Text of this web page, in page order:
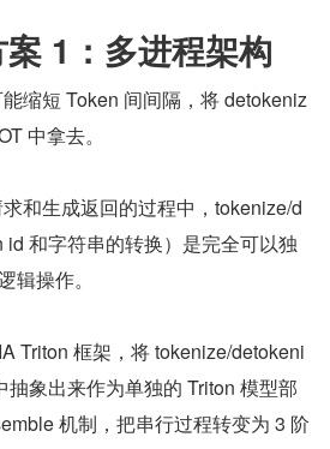
案 1：多进程架构
缩短 Token 间间隔，将 detokeniz
中拿去。
和生成返回的过程中，tokenize/d
和字符串的转换）是完全可以独
辑操作。
Triton 框架，将 tokenize/detokeni
象出来作为单独的 Triton 模型部
机制，把串行过程转变为 3 阶